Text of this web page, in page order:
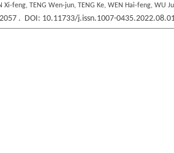
feng, TENG Wen-jun, TENG Ke, WEN Hai-feng, WU
. DOI: 10.11733/j.issn.1007-